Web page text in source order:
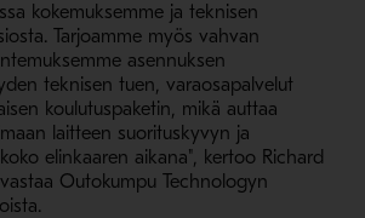
kokemuksemme ja teknisen
Tarjoamme myös vahvan
asennuksen
teknisen tuen, varaosapalvelut
koulutuspaketin, mikä auttaa
laitteen suorituskyvyn ja
elinkaaren aikana", kertoo Richard
Outokumpu Technologyn